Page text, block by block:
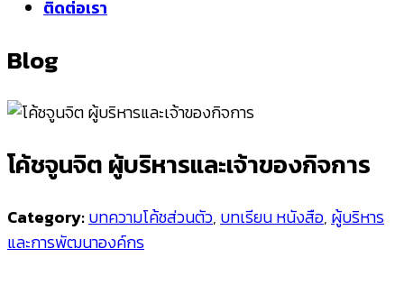
ติดต่อเรา
Blog
โค้ชจูนจิต ผู้บริหารและเจ้าของกิจการ
Category:บทความโค้ชส่วนตัว, บทเรียน หนังสือ, ผู้บริหาร
และการพัฒนาองค์กร